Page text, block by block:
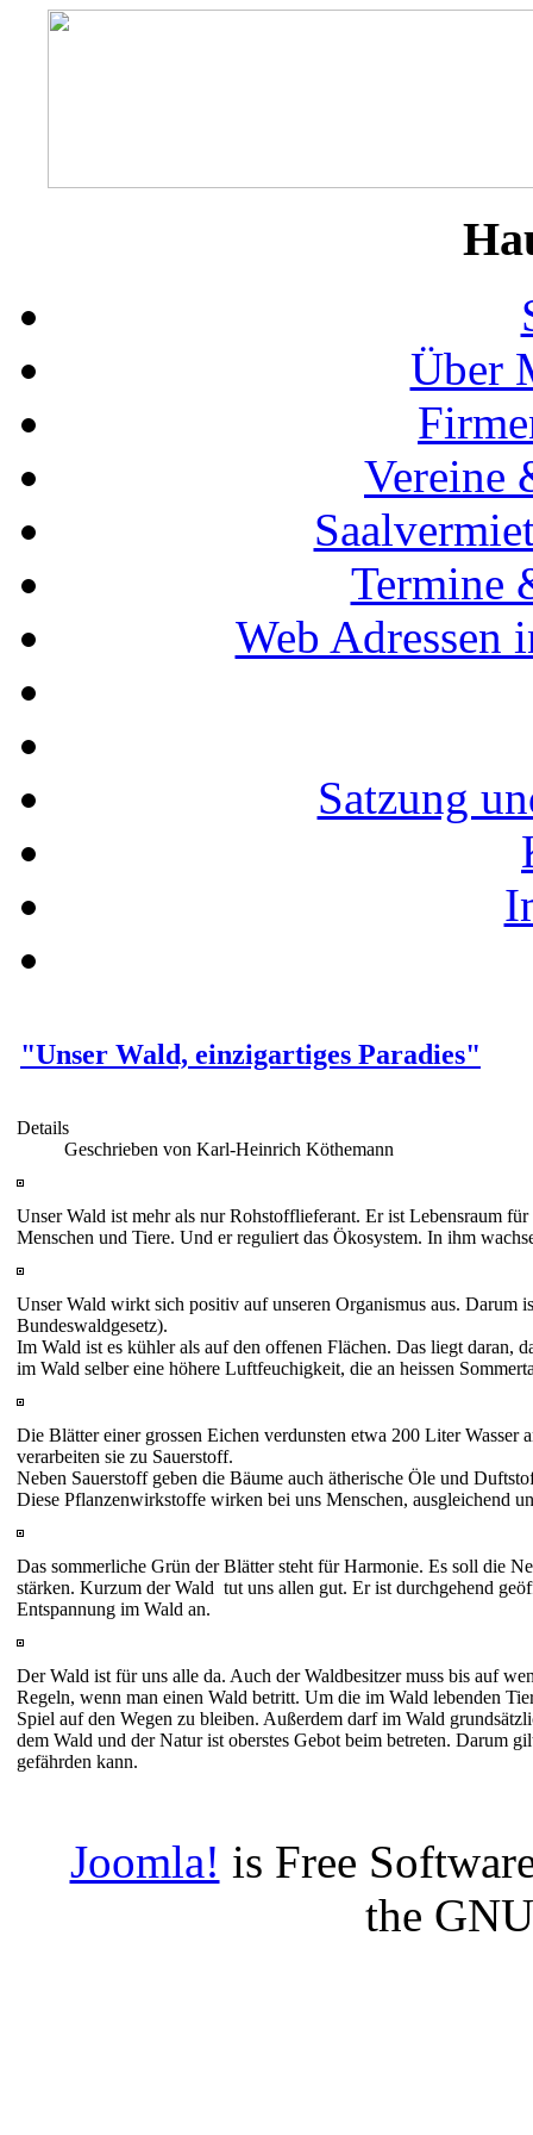
Über
Vereine
Termine
Web Adressen
Satzung
"Unser Wald, einzigartiges Paradies"
Details
Geschrieben von Karl-Heinrich Köthemann
Unser Wald ist mehr als nur Rohstofflieferant. Er ist Lebensraum
Menschen und Tiere. Und erreguliert das Ökosystem. In ihm
Unser Wald wirkt sich positiv auf unseren Organismus aus. Darum
Bundeswaldgesetz).
Im Wald ist es kühler als auf den offenen Flächen. Das liegt daran,
im Wald selber eine höhere Luftfeuchigkeit, die an heissen
Die Blätter einer grossen Eichen verdunsten etwa 200 Liter Wasser
verarbeiten sie zu Sauerstoff.
Neben Sauerstoff geben die Bäume auch ätherische Öle und
Diese Pflanzenwirkstoffe wirken bei uns Menschen, ausgleichend
Das sommerliche Grün der Blätter steht für Harmonie. Es soll die
stärken. Kurzum der Wald tut uns allen gut. Er ist durchgehend
Entspannung im Wald an.
Der Wald ist für uns alle da. Auch der Waldbesitzer muss bis auf
Regeln, wenn man einen Wald betritt. Um die im Wald lebenden
Spiel auf den Wegen zu bleiben. Außerdem darf im Wald
dem Wald und der Natur ist oberstes Gebot beim betreten. Darum
gefährden kann.
Joomla! is Free
the